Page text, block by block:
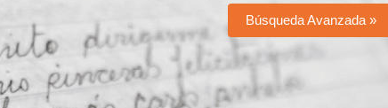
Búsqueda Avanzada »